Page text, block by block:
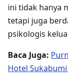
ini tidak hanya
tetapi juga
psikologis
Baca Juga:
Hotel